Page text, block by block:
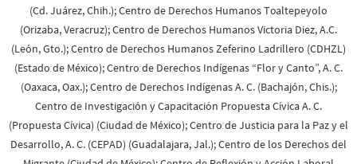
(Cd. Juárez, Chih.); Centro de Derechos Humanos Toaltepeyolo
(Orizaba, Veracruz); Centro de Derechos Humanos Victoria Diez, A.C.
(León, Gto.); Centro de Derechos Humanos Zeferino Ladrillero (CDHZL)
(Estado de México); Centro de Derechos Indígenas “Flor y Canto”, A. C.
(Oaxaca, Oax.); Centro de Derechos Indígenas A. C. (Bachajón, Chis.);
Centro de Investigación y Capacitación Propuesta Cívica A. C.
(Propuesta Cívica) (Ciudad de México); Centro de Justicia para la Paz y el
Desarrollo, A. C. (CEPAD) (Guadalajara, Jal.); Centro de los Derechos del